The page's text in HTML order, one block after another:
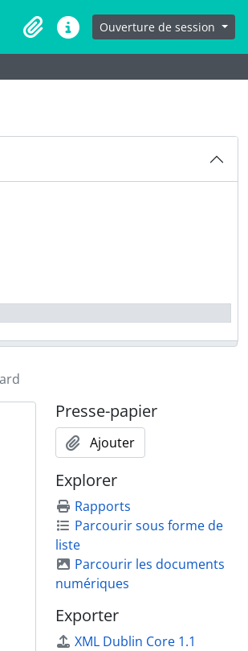
Presse-papier
Liens rapidesOuverture de session
Presse-papier
Ajouter
Explorer
Rapports
Parcourir sous forme de
liste
Parcourir les documents
numériques
Exporter
XML Dublin Core 1.1